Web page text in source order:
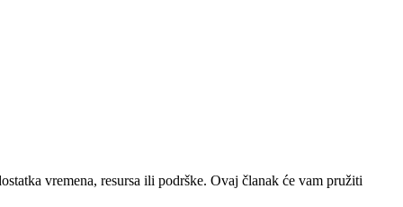
vremena, resursa ili podrške. Ovaj članak će vam pružiti